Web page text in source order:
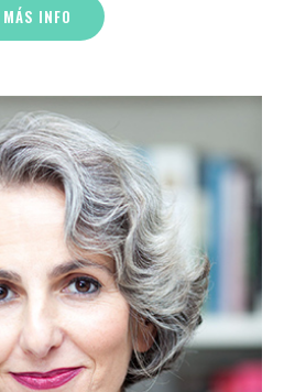
MÁS INFO
del Campo
el desarrollo del potencial
las organizaciones.